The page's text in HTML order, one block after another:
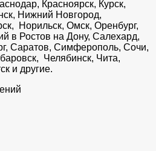
Красноярск, Курск,
Нижний Новгород,
Норильск, Омск, Оренбург,
в Ростов на Дону, Салехард,
Саратов, Симферополь, Сочи,
Челябинск, Чита,
и другие.